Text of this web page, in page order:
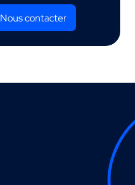
Nous contacter